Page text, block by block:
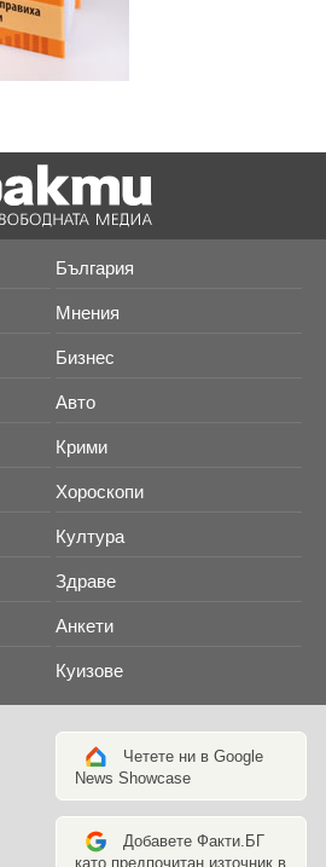
България
Мнения
Бизнес
Авто
Крими
Хороскопи
Култура
Здраве
Анкети
Куизове
Четете ни в Google
News Showcase
Добавете Факти.БГ
като предпочитан източник в